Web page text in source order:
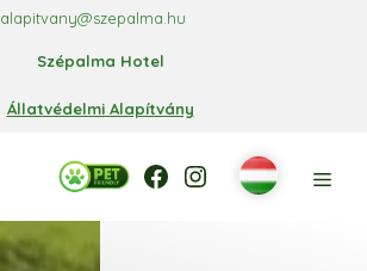
alapitvany@szepalma.hu
Szépalma Hotel
Állatvédelmi Alapítvány
Facebook Facebook
Instagram